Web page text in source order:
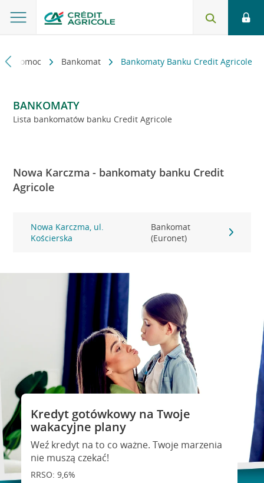
i pomoc Bankomat Bankomaty Banku Credit Agricole
BANKOMATY
Lista bankomatów banku Credit Agricole
Nowa Karczma - bankomaty banku Credit
Agricole
Nowa Karczma, ul.
Kościerska
Bankomat
(Euronet)
Kredyt gotówkowy na Twoje
wakacyjne plany
Weź kredyt na to co ważne. Twoje marzenia
nie muszą czekać!
RRSO: 9,6%